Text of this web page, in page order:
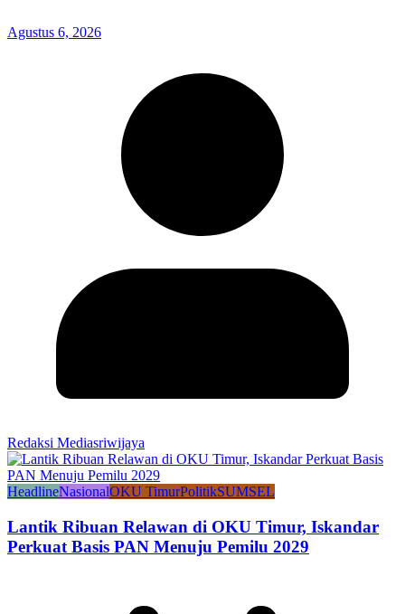
Agustus 6, 2026
Redaksi Mediasriwijaya
HeadlineNasionalOKU TimurPolitikSUMSEL
Lantik Ribuan Relawan di OKU Timur, Iskandar
Perkuat Basis PAN Menuju Pemilu 2029